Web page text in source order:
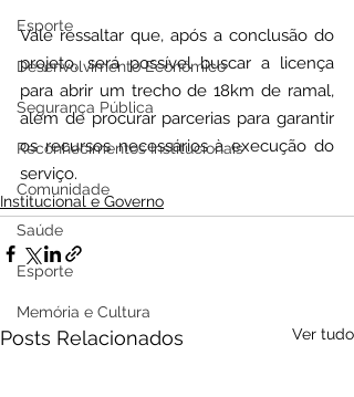
Esporte
Desenvolvimento Econômico
Segurança Pública
Reconhecimentos Institucionais
Comunidade
Saúde
Esporte
Memória e Cultura
Vale ressaltar que, após a conclusão do
projeto, será possível buscar a licença
para abrir um trecho de 18km de ramal,
além de procurar parcerias para garantir
os recursos necessários à execução do
serviço.
Institucional e Governo
Posts Relacionados Ver tudo